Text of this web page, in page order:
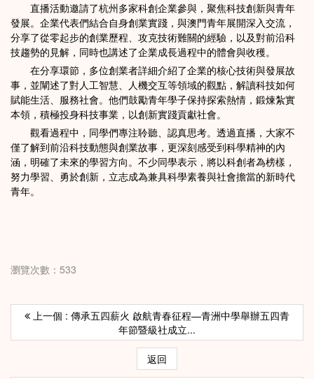
直播活動邀請了杭州多家科創企業參與，聚焦科技創新與青年
發展。企業代表們結合自身創業實踐，與澳門青年展開深入交流，
分享了從零起步的創業歷程、攻克技術難關的經驗，以及對前沿科
技趨勢的見解，同時也講述了企業成長過程中的體會與收穫。
在分享環節，多位創業者詳細介紹了企業的核心技術與發展故
事，並闡述了對人工智慧、人機交互等領域的觀點，解讀科技如何
賦能生活、服務社會。他們鼓勵青年學子保持探索熱情，鍛煉紮實
本領，積極投身科技事業，以創新實踐貢獻社會。
觀看過程中，同學們專注聆聽、認真思考。透過直播，大家不
僅了解到前沿科技動態與創業故事，更深刻感受到科學精神的內
涵，明確了未來的學習方向。不少同學表示，將以科創者為榜樣，
努力學習、勇於創新，立志成為兼具科學素養與社會擔當的新時代
青年。
瀏覽次數：533
上一個 : 傳承五四薪火 啟航青春征程—青洲中學舉辦五四青
年節暨級社成立...
返回